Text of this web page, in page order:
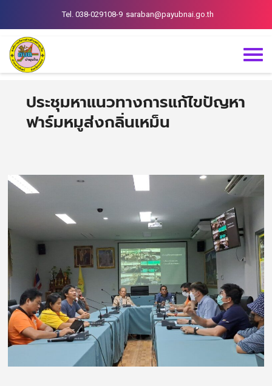
Tel. 038-029108-9 saraban@payubnai.go.th
ประชุมหาแนวทางการแก้ไขปัญหา
ฟาร์มหมูส่งกลิ่นเหม็น